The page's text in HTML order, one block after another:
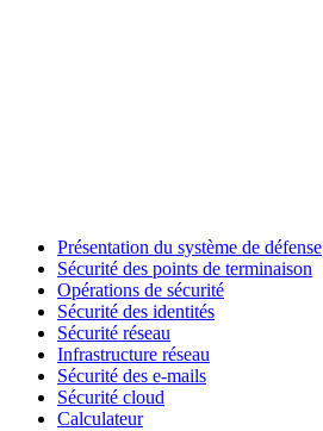
Présentation du système de défense
Sécurité des points de terminaison
Opérations de sécurité
Sécurité des identités
Sécurité réseau
Infrastructure réseau
Sécurité des e-mails
Sécurité cloud
Calculateur